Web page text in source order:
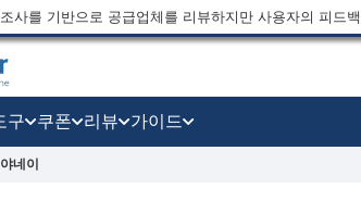
사를 기반으로 공급업체를 리뷰하지만 사용자의 피
구 쿠폰 리뷰 가이드
네이